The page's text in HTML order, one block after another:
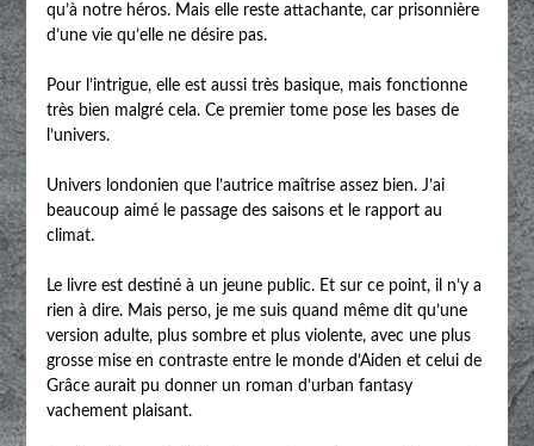
qu’à notre héros. Mais elle reste attachante, car prisonnière
d’une vie qu’elle ne désire pas.
Pour l’intrigue, elle est aussi très basique, mais fonctionne
très bien malgré cela. Ce premier tome pose les bases de
l’univers.
Univers londonien que l’autrice maîtrise assez bien. J’ai
beaucoup aimé le passage des saisons et le rapport au
climat.
Le livre est destiné à un jeune public. Et sur ce point, il n’y a
rien à dire. Mais perso, je me suis quand même dit qu’une
version adulte, plus sombre et plus violente, avec une plus
grosse mise en contraste entre le monde d’Aiden et celui de
Grâce aurait pu donner un roman d’urban fantasy
vachement plaisant.